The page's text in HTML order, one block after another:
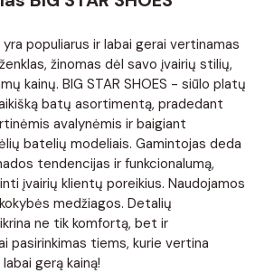
yra populiarus ir labai gerai vertinamas
žinomas dėl savo įvairių stilių,
kainų. BIG STAR SHOES - siūlo platų
batų asortimentą, pradedant
avalynėmis ir baigiant
batelių modeliais. Gamintojas deda
tendencijas ir funkcionalumą,
įvairių klientų poreikius. Naudojamos
medžiagos. Detalių
ne tik komfortą, bet ir
pasirinkimas tiems, kurie vertina
gerą kainą!